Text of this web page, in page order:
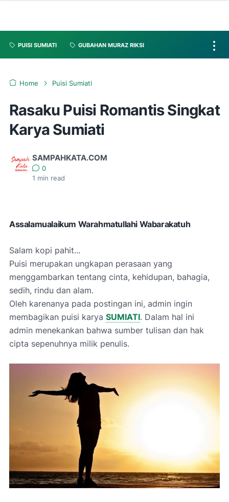
PUISI SUMIATI GUBAHAN MURAZ RIKSI
Home Puisi Sumiati
Rasaku Puisi Romantis Singkat
Karya Sumiati
SAMPAHKATA.COM
0
1 min read
Assalamualaikum Warahmatullahi Wabarakatuh
Salam kopi pahit...
Puisi merupakan ungkapan perasaan yang
menggambarkan tentang cinta, kehidupan, bahagia,
sedih, rindu dan alam.
Oleh karenanya pada postingan ini, admin ingin
membagikan puisi karya SUMIATI. Dalam hal ini
admin menekankan bahwa sumber tulisan dan hak
cipta sepenuhnya milik penulis.